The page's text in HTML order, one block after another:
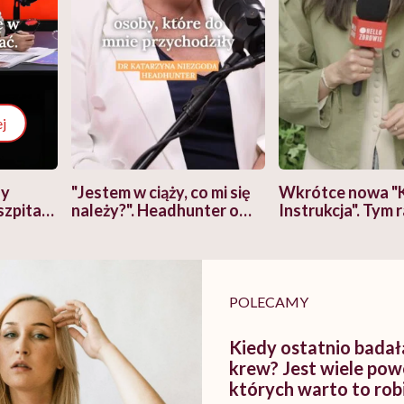
"Jestem w ciąży, co mi się
należy?". Headhunter o
Wkrótce nowa
Instrukcja". Tym
POLECAMY
Kiedy ostatnio
krew? Jest wiele
których warto to